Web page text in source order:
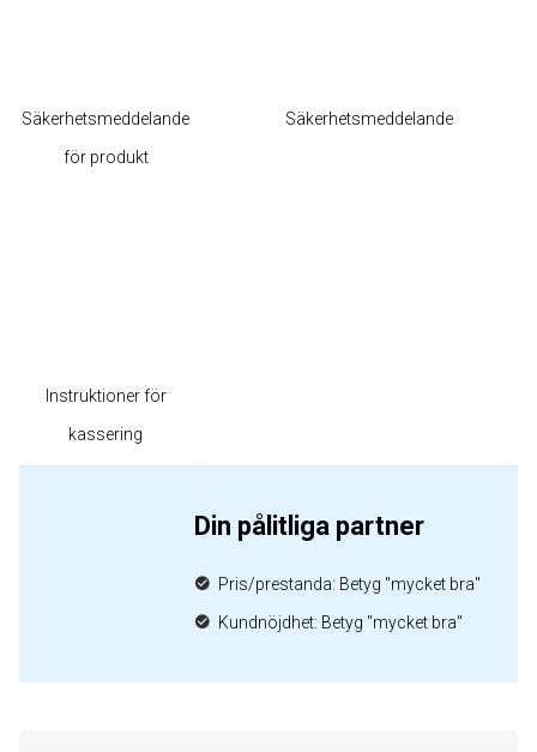
Säkerhetsmeddelande
för produkt
Säkerhetsmeddelande
Instruktioner för
kassering
Din pålitliga partner
Pris/prestanda: Betyg "mycket bra"
Kundnöjdhet: Betyg "mycket bra"